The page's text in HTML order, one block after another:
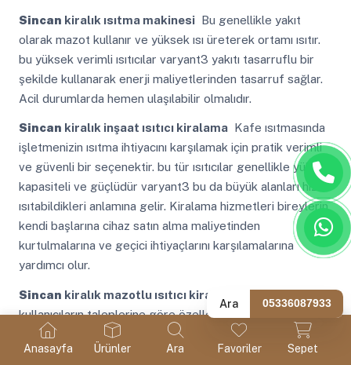
Anasayfa Ürünler Ara Favoriler Sepet
Sincan kiralık ısıtma makinesiBu genellikle yakıt
olarak mazot kullanır ve yüksek ısı üreterek ortamı ısıtır.
bu yüksek verimli ısıtıcılar varyant3 yakıtı tasarruflu bir
şekilde kullanarak enerji maliyetlerinden tasarruf sağlar.
Acil durumlarda hemen ulaşılabilir olmalıdır.
Sincan kiralık inşaat ısıtıcı kiralamaKafe ısıtmasında
işletmenizin ısıtma ihtiyacını karşılamak için pratik verimli
ve güvenli bir seçenektir. bu tür ısıtıcılar genellikle yüksek
kapasiteli ve güçlüdür varyant3 bu da büyük alanları hızla
ısıtabildikleri anlamına gelir. Kiralama hizmetleri bireylerin
kendi başlarına cihaz satın alma maliyetinden
kurtulmalarına ve geçici ihtiyaçlarını karşılamalarına
yardımcı olur.
Sincan kiralık mazotlu ısıtıcı kiralama
kullanıcıların taleplerine göre özelleştirilebilir ve uygun
seçenekler sunar. güvenilirlik dizel mazotlu ısıtıcılar
genellikle güvenilir ve dayanıklı cihazlardır. Süreçleri
Ara 05336087933